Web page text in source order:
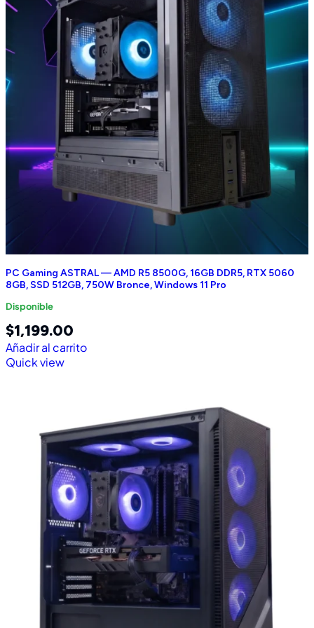
PC Gaming ASTRAL — AMD R5 8500G, 16GB DDR5, RTX 5060
8GB, SSD 512GB, 750W Bronce, Windows 11 Pro
Disponible
$1,199.00
Añadir al carrito
Quick view